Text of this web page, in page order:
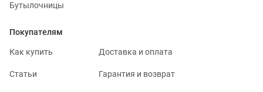
Бутылочницы
Покупателям
Как купить Доставка и оплата
Статьи Гарантия и возврат